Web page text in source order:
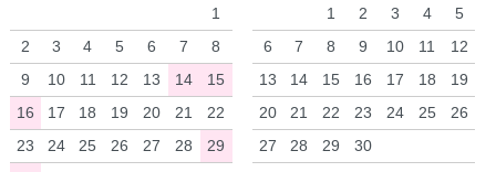
1
2
3 4 5 6 7
8
9
10 11 12 13 14
15
16
17 18 19 20 21
22
23
24 25 26 27 28
29
1
2 3 4
5
6
7 8 9 10 11
12
13
14 15 16 17 18
19
20
21 22 23 24 25
26
27
28 29 30